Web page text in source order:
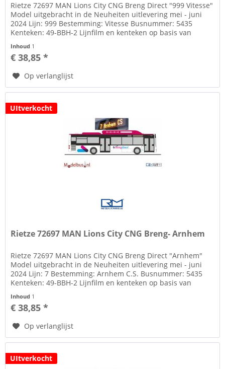
Rietze 72697 MAN Lions City CNG Breng Direct "999 Vitesse"
Model uitgebracht in de Neuheiten uitlevering mei - juni
2024 Lijn: 999 Bestemming: Vitesse Busnummer: 5435
Kenteken: 49-BBH-2 Lijnfilm en kenteken op basis van
Inhoud 1
€ 38,85 *
Op verlanglijst
UItverkocht
Rietze 72697 MAN Lions City CNG Breng- Arnhem
Rietze 72697 MAN Lions City CNG Breng Direct "Arnhem"
Model uitgebracht in de Neuheiten uitlevering mei - juni
2024 Lijn: 7 Bestemming: Arnhem C.S. Busnummer: 5435
Kenteken: 49-BBH-2 Lijnfilm en kenteken op basis van
Inhoud 1
€ 38,85 *
Op verlanglijst
UItverkocht